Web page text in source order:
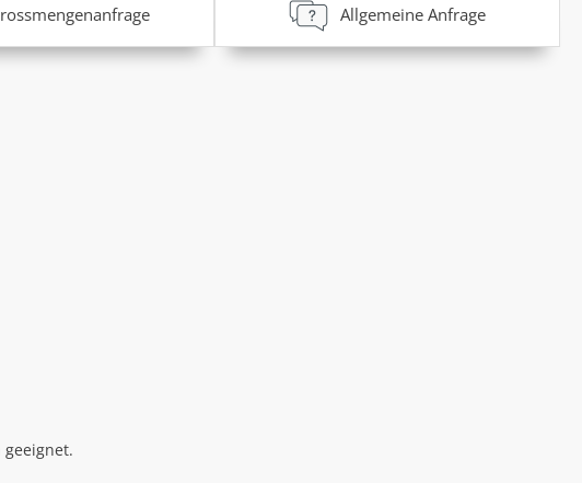
Allgemeine Anfrage